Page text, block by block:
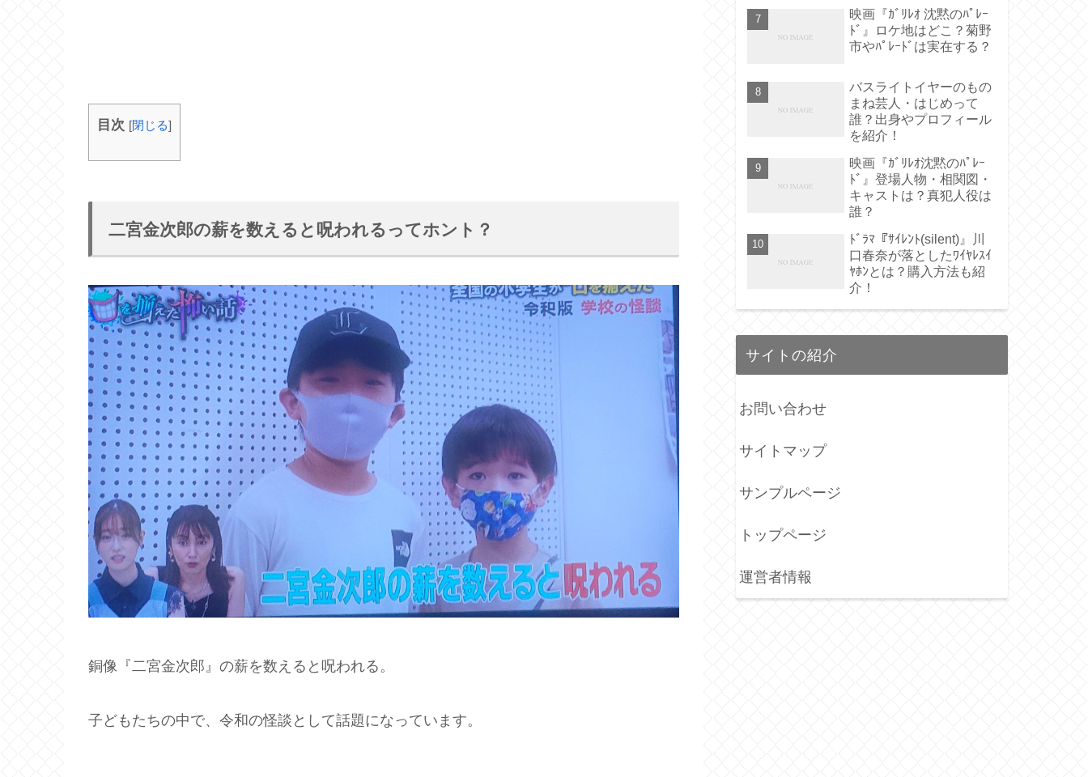
目次 [閉じる]
二宮金次郎の薪を数えると呪われるってホント？
銅像『二宮金次郎』の薪を数えると呪われる。
子どもたちの中で、令和の怪談として話題になっています。
映画『ｶﾞﾘﾚｵ 沈黙のﾊﾟﾚｰ
ﾄﾞ』ロケ地はどこ？菊野
市やﾊﾟﾚｰﾄﾞは実在する？
バスライトイヤーのもの
まね芸人・はじめって
誰？出身やプロフィール
を紹介！
映画『ｶﾞﾘﾚｵ沈黙のﾊﾟﾚｰ
ﾄﾞ』登場人物・相関図・
キャストは？真犯人役は
誰？
ﾄﾞﾗﾏ『ｻｲﾚﾝﾄ(silent)』川
口春奈が落としたﾜｲﾔﾚｽｲ
ﾔﾎﾝとは？購入方法も紹
介！
サイトの紹介
お問い合わせ
サイトマップ
サンプルページ
トップページ
運営者情報